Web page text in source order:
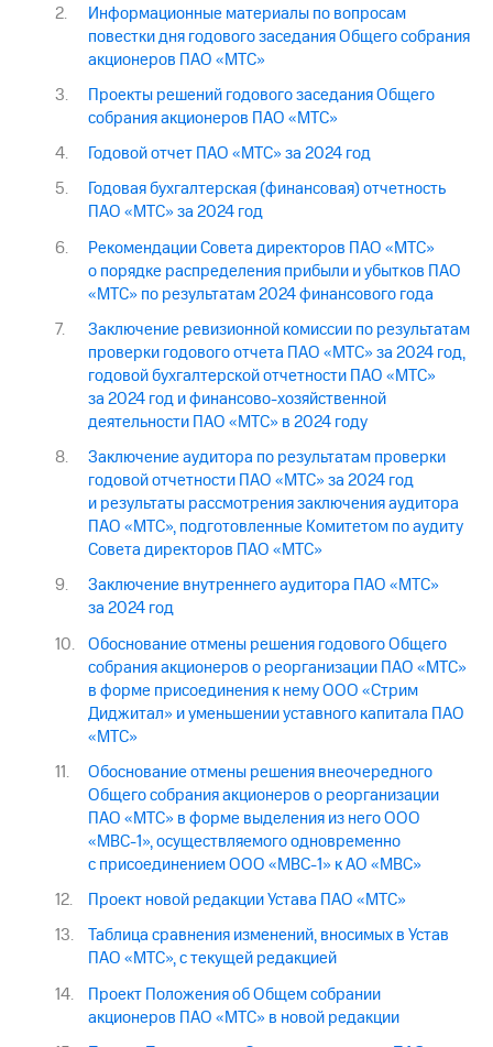
Информационные материалы по вопросам
повестки дня годового заседания Общего собрания
акционеров ПАО «МТС»
Проекты решений годового заседания Общего
собрания акционеров ПАО «МТС»
Годовой отчет ПАО «МТС» за 2024 год
Годовая бухгалтерская (финансовая) отчетность
ПАО «МТС» за 2024 год
Рекомендации Совета директоров ПАО «МТС»
о порядке распределения прибыли и убытков ПАО
«МТС» по результатам 2024 финансового года
Заключение ревизионной комиссии по результатам
проверки годового отчета ПАО «МТС» за 2024 год,
годовой бухгалтерской отчетности ПАО «МТС»
за 2024 год и финансово-хозяйственной
деятельности ПАО «МТС» в 2024 году
Заключение аудитора по результатам проверки
годовой отчетности ПАО «МТС» за 2024 год
и результаты рассмотрения заключения аудитора
ПАО «МТС», подготовленные Комитетом по аудиту
Совета директоров ПАО «МТС»
Заключение внутреннего аудитора ПАО «МТС»
за 2024 год
Обоснование отмены решения годового Общего
собрания акционеров о реорганизации ПАО «МТС»
в форме присоединения к нему ООО «Стрим
Диджитал» и уменьшении уставного капитала ПАО
«МТС»
Обоснование отмены решения внеочередного
Общего собрания акционеров о реорганизации
ПАО «МТС» в форме выделения из него ООО
«МВС-1», осуществляемого одновременно
с присоединением ООО «МВС-1» к АО «МВС»
Проект новой редакции Устава ПАО «МТС»
Таблица сравнения изменений, вносимых в Устав
ПАО «МТС», с текущей редакцией
Проект Положения об Общем собрании
акционеров ПАО «МТС» в новой редакции